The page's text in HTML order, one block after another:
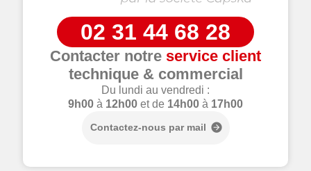
02 31 44 68 28
Contacter notre service client
technique & commercial
Du lundi au vendredi :
9h00 à 12h00 et de 14h00 à 17h00
Contactez-nous par mail